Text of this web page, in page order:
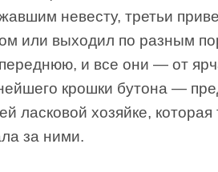
невесту, третьи
или выходил по разным
и все они — от
крошки бутона —
ласковой хозяйке,
за ними.